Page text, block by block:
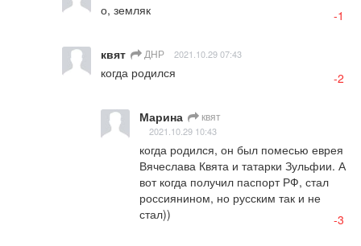
о, земляк -1
квят ДНР 2021.10.29 07:43
когда родился -2
Марина квят
2021.10.29 10:43
когда родился, он был помесью еврея
Вячеслава Квята и татарки Зульфии. А
вот когда получил паспорт РФ, стал
россиянином, но русским так и не
стал))
-3